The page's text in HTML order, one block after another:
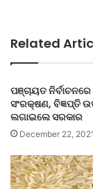
Related
ପଞ୍ଚାୟତ
ସଂରକ୍ଷଣ, ବିଜ୍ଞପ୍ତି
ଲଗାଇଲେ ସରକାର
December 22, 2021